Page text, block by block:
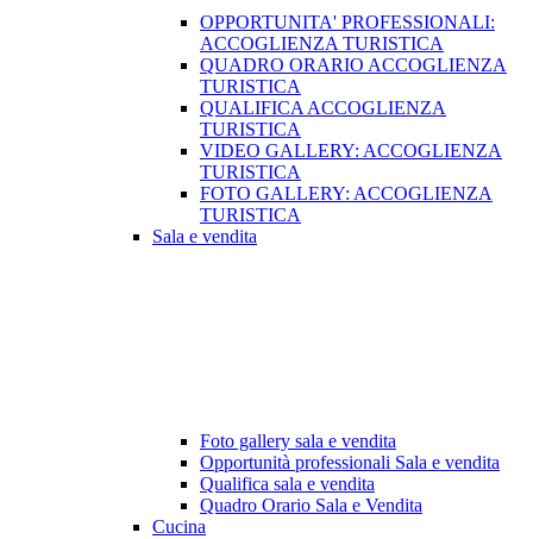
OPPORTUNITA' PROFESSIONALI:
ACCOGLIENZA TURISTICA
QUADRO ORARIO ACCOGLIENZA
TURISTICA
QUALIFICA ACCOGLIENZA
TURISTICA
VIDEO GALLERY: ACCOGLIENZA
TURISTICA
FOTO GALLERY: ACCOGLIENZA
TURISTICA
Sala e vendita
Foto gallery sala e vendita
Opportunità professionali Sala e vendita
Qualifica sala e vendita
Quadro Orario Sala e Vendita
Cucina